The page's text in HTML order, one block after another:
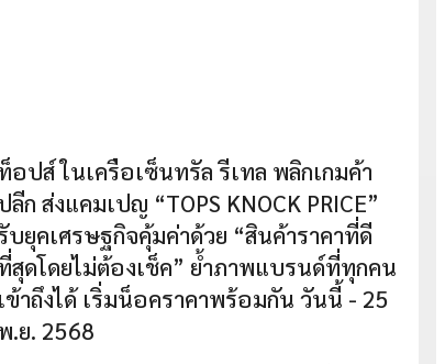
อปส์ ในเครือเซ็นทรัล รีเทล พลิกเกมค้า
ลีก ส่งแคมเปญ “TOPS KNOCK PRICE”
บยุคเศรษฐกิจคุ้มค่าด้วย “สินค้าราคาที่ดี
สุดโดยไม่ต้องเช็ค” ย้ำภาพแบรนด์ที่ทุกคน
เข้าถึงได้ เริ่มน็อคราคาพร้อมกัน วันนี้ - 25
.ย. 2568